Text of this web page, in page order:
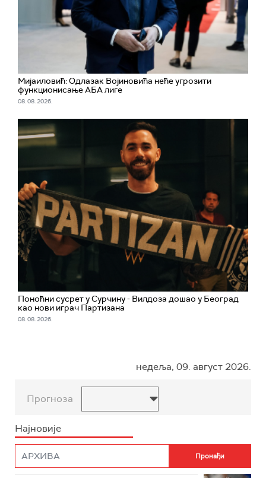
Мијаиловић: Одлазак Војиновића неће угрозити
функционисање АБА лиге
08. 08. 2026.
Поноћни сусрет у Сурчину - Вилдоза дошао у Београд
као нови играч Партизана
08. 08. 2026.
недеља, 09. август 2026.
Прогноза
Најновије